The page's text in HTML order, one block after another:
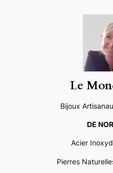
Le
Bijoux
DE
Acier
Pierres